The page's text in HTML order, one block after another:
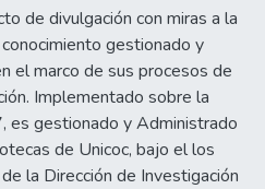
de divulgación con miras a la
gestionado y
el marco de sus procesos de
Implementado sobre la
es gestionado y Administrado
de Unicoc, bajo el los
la Dirección de Investigación